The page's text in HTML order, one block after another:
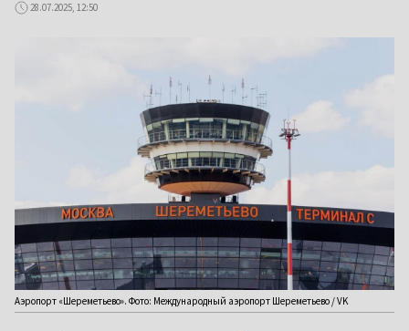
28.07.2025, 12:50
Аэропорт «Шереметьево». Фото: Международный аэропорт Шереметьево / VK